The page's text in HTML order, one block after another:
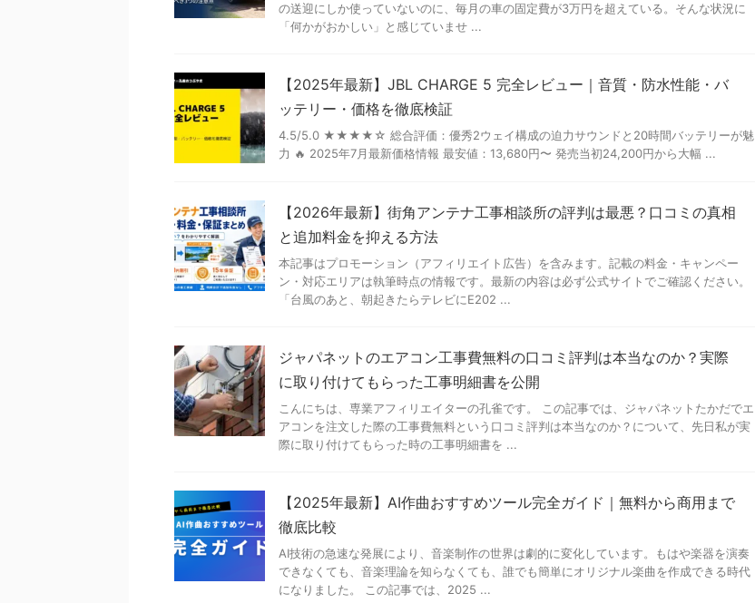
の送迎にしか使っていないのに、毎月の車の固定費が3万円を超えている。そんな状況に
「何かがおかしい」と感じていませ ...
【2025年最新】JBL CHARGE 5 完全レビュー｜音質・防水性能・バ
ッテリー・価格を徹底検証
4.5/5.0 ★★★★☆ 総合評価：優秀2ウェイ構成の迫力サウンドと20時間バッテリーが魅
力 🔥 2025年7月最新価格情報 最安値：13,680円〜 発売当初24,200円から大幅 ...
【2026年最新】街角アンテナ工事相談所の評判は最悪？口コミの真相
と追加料金を抑える方法
本記事はプロモーション（アフィリエイト広告）を含みます。記載の料金・キャンペー
ン・対応エリアは執筆時点の情報です。最新の内容は必ず公式サイトでご確認ください。
「台風のあと、朝起きたらテレビにE202 ...
ジャパネットのエアコン工事費無料の口コミ評判は本当なのか？実際
に取り付けてもらった工事明細書を公開
こんにちは、専業アフィリエイターの孔雀です。 この記事では、ジャパネットたかだでエ
アコンを注文した際の工事費無料という口コミ評判は本当なのか？について、先日私が実
際に取り付けてもらった時の工事明細書を ...
【2025年最新】AI作曲おすすめツール完全ガイド｜無料から商用まで
徹底比較
AI技術の急速な発展により、音楽制作の世界は劇的に変化しています。もはや楽器を演奏
できなくても、音楽理論を知らなくても、誰でも簡単にオリジナル楽曲を作成できる時代
になりました。 この記事では、2025 ...